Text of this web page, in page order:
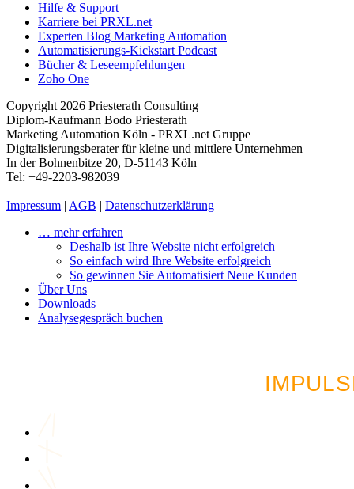
Hilfe & Support
Karriere bei PRXL.net
Experten Blog Marketing Automation
Automatisierungs-Kickstart Podcast
Bücher & Leseempfehlungen
Zoho One
Copyright 2026 Priesterath Consulting
Diplom-Kaufmann Bodo Priesterath
Marketing Automation Köln - PRXL.net Gruppe
Digitalisierungsberater für kleine und mittlere Unternehmen
In der Bohnenbitze 20, D-51143 Köln
Tel: +49-2203-982039
Impressum | AGB | Datenschutzerklärung
… mehr erfahren
Deshalb ist Ihre Website nicht erfolgreich
So einfach wird Ihre Website erfolgreich
So gewinnen Sie Automatisiert Neue Kunden
Über Uns
Downloads
Analysegespräch buchen